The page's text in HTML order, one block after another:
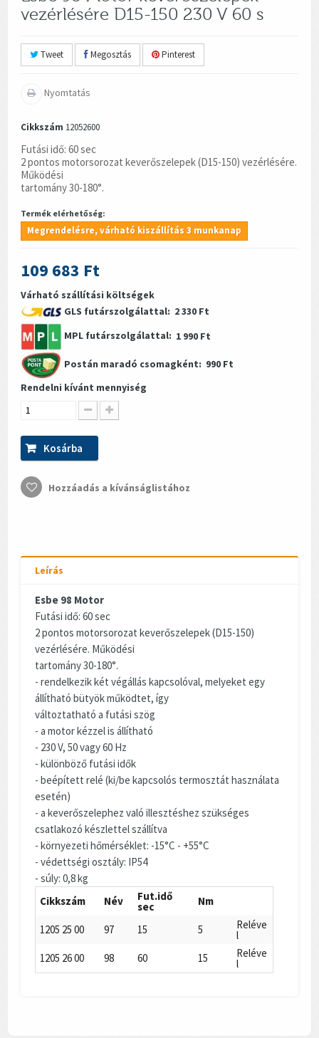
vezérlésére D15-150 230 V 60 s
Tweet Megosztás Pinterest
Nyomtatás
Cikkszám 12052600
Futási idő: 60 sec
2 pontos motorsorozat keverőszelepek (D15-150) vezérlésére.
Működési
tartomány 30-180°.
Termék elérhetőség:
Megrendelésre, várható kiszállítás 3 munkanap
109 683 Ft
Várható szállítási költségek
GLS futárszolgálattal: 2 330 Ft
MPL futárszolgálattal: 1 990 Ft
Postán maradó csomagként: 990 Ft
Rendelni kívánt mennyiség
Kosárba
Hozzáadás a kívánságlistához
Leírás
Esbe 98 Motor
Futási idő: 60 sec
2 pontos motorsorozat keverőszelepek (D15-150)
vezérlésére. Működési
tartomány 30-180°.
- rendelkezik két végállás kapcsolóval, melyeket egy
állítható bütyök működtet, így
változtatható a futási szög
- a motor kézzel is állítható
- 230 V, 50 vagy 60 Hz
- különböző futási idők
- beépített relé (ki/be kapcsolós termosztát használata
esetén)
- a keverőszelephez való illesztéshez szükséges
csatlakozó készlettel szállítva
- környezeti hőmérséklet: -15°C - +55°C
- védettségi osztály: IP54
- súly: 0,8 kg
Cikkszám
Név Fut.idő
sec Nm
1205 25 00 97 15 5 Reléve
l
1205 26 00
98 60 15 Reléve
l